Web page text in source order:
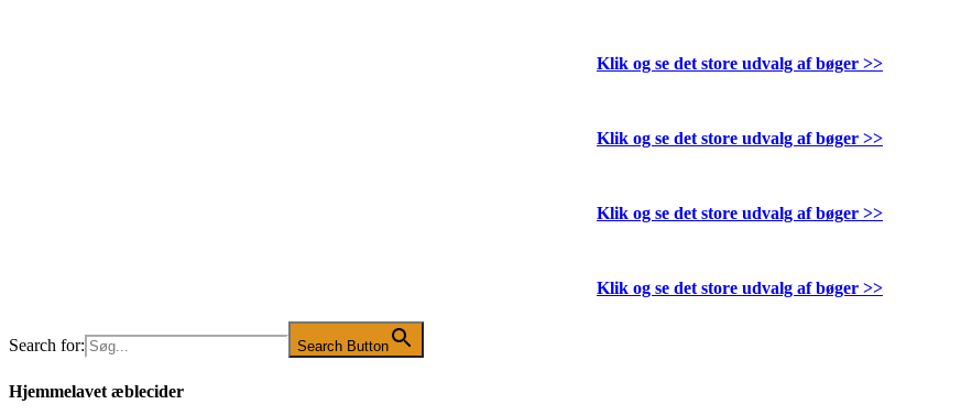
Klik og se det store udvalg af bøger >>
Klik og se det store udvalg af bøger >>
Klik og se det store udvalg af bøger >>
Klik og se det store udvalg af bøger >>
Search for: Search Button
Hjemmelavet æblecider